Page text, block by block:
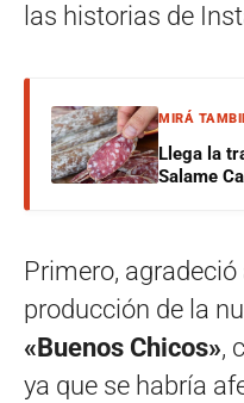
las historias de
MIRÁ
Llega la
Salame
Primero, agradeció
producción de la
«Buenos Chicos»,
ya que se habría